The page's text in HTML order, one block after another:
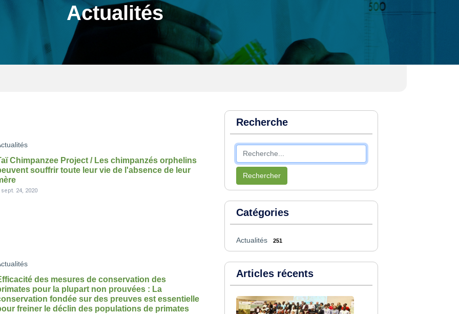
Actualités
Chimpanzee Project / Les chimpanzés orphelins
souffrir toute leur vie de l'absence de leur
sept. 24, 2020
des mesures de conservation des
pour la plupart non prouvées : La
fondée sur des preuves est essentielle
freiner le déclin des populations de primates
Recherche
Rechercher
Catégories
Actualités 251
Articles récents